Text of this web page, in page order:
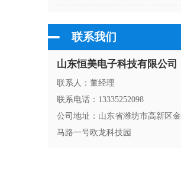
联系我们
山东恒美电子科技有限公司
联系人：董经理
联系电话：13335252098
公司地址：山东省潍坊市高新区金
马路一号欧龙科技园